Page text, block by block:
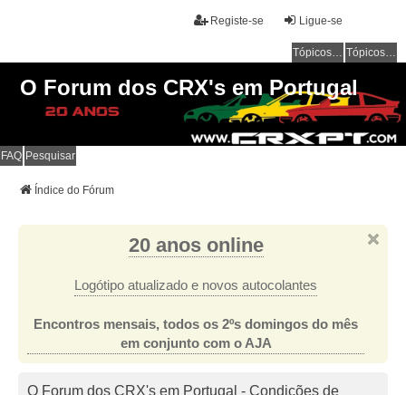
Ligue-se
Registe-se
Tópicos sem resposta Tópicos ativos
O Forum dos CRX's em Portugal
FAQ Pesquisar
Índice do Fórum
20 anos online
Logótipo atualizado e novos autocolantes
Encontros mensais, todos os 2ºs domingos do mês
em conjunto com o AJA
O Forum dos CRX's em Portugal - Condições de